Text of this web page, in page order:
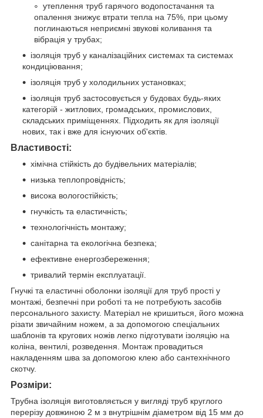
утеплення труб гарячого водопостачання та
опалення знижує втрати тепла на 75%, при цьому
поглинаються неприємні звукові коливання та
вібрація у трубах;
ізоляція труб у каналізаційних системах та системах
кондиціювання;
ізоляція труб у холодильних установках;
ізоляція труб застосовується у будовах будь-яких
категорій - житлових, громадських, промислових,
складських приміщеннях. Підходить як для ізоляції
нових, так і вже для існуючих об'єктів.
Властивості:
хімічна стійкість до будівельних матеріалів;
низька теплопровідність;
висока вологостійкість;
гнучкість та еластичність;
технологічність монтажу;
санітарна та екологічна безпека;
ефективне енергозбереження;
тривалий термін експлуатації.
Гнучкі та еластичні оболонки ізоляції для труб прості у
монтажі, безпечні при роботі та не потребують засобів
персонального захисту. Матеріал не кришиться, його можна
різати звичайним ножем, а за допомогою спеціальних
шаблонів та кругових ножів легко підготувати ізоляцію на
коліна, вентилі, розведення. Монтаж провадиться
накладенням шва за допомогою клею або сантехнічного
скотчу.
Розміри:
Трубна ізоляція виготовляється у вигляді труб круглого
перерізу довжиною 2 м з внутрішнім діаметром від 15 мм до